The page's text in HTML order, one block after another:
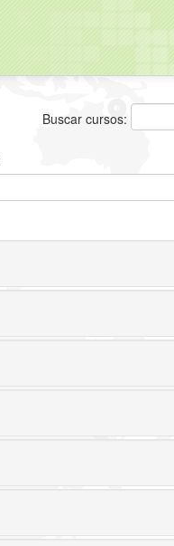
Buscar cursos: